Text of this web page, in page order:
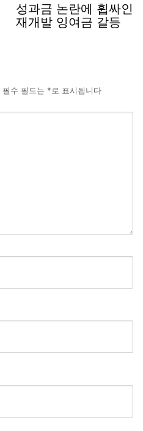
성과금 논란에 휩싸인
재개발 잉여금 갈등
필수 필드는 *로 표시됩니다